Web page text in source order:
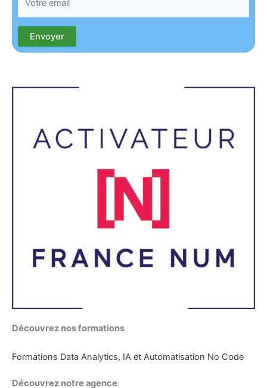
Découvrez nos formations
Formations Data Analytics, IA et Automatisation No Code
Découvrez notre agence